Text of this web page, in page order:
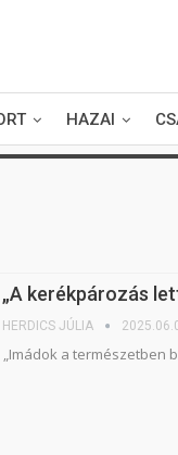
HAZAI
„A kerékpározás
HERDICS JÚLIA
„Imádok a természetben